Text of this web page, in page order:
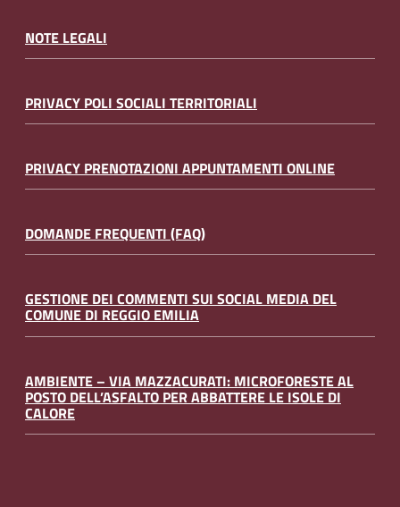
NOTE LEGALI
PRIVACY POLI SOCIALI TERRITORIALI
PRIVACY PRENOTAZIONI APPUNTAMENTI ONLINE
DOMANDE FREQUENTI (FAQ)
GESTIONE DEI COMMENTI SUI SOCIAL MEDIA DEL
COMUNE DI REGGIO EMILIA
AMBIENTE – VIA MAZZACURATI: MICROFORESTE AL
POSTO DELL’ASFALTO PER ABBATTERE LE ISOLE DI
CALORE